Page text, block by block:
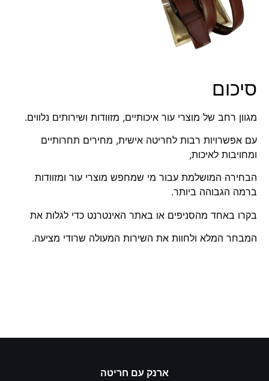
סיכום
מגוון רחב של מוצרי עור איכותיים, מזוודות ושירותים נלווים.
עם אפשרויות רבות לחריטה אישית, מחירים תחרותיים
ומחויבות לאיכות,
הבחירה המושלמת עבור מי שמחפש מוצרי עור ומזוודות
ברמה הגבוהה ביותר.
בקרו באחד מהסניפים או באתר האינטרנט כדי לגלות את
המבחר המלא ולחוות את השירות המעולה שרודי מציעה.
ארנק עם חריטה